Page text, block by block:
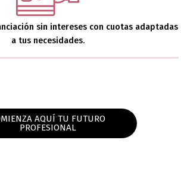
sin intereses con cuotas adaptadas
a tus necesidades.
AQUÍ TU FUTURO
PROFESIONAL